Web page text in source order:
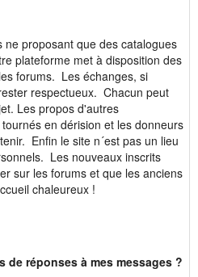
proposant que des catalogues
plateforme met à disposition des
forums. Les échanges, si
respectueux. Chacun peut
Les propos d'autres
en dérision et les donneurs
Enfin le site n´est pas un lieu
Les nouveaux inscrits
sur les forums et que les anciens
chaleureux !
de réponses à mes messages ?